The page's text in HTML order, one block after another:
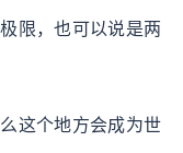
限，也可以说是两
这个地方会成为世